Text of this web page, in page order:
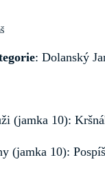
: Dolanský
(jamka 10):
(jamka 10):